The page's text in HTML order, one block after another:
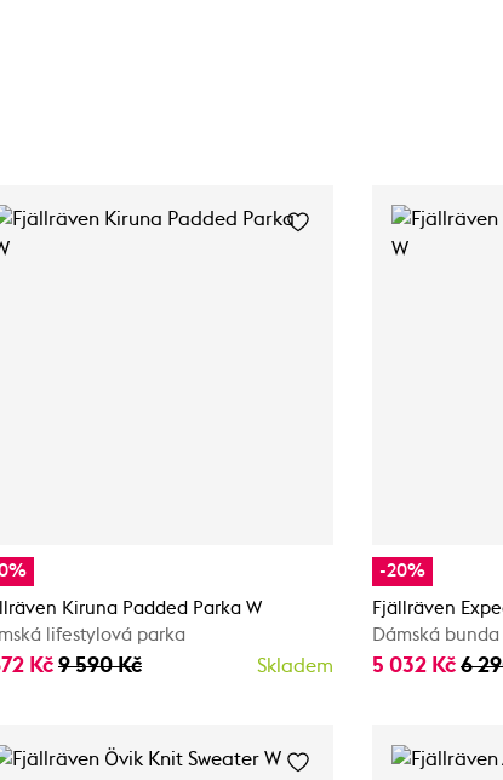
Kiruna Padded Parka W
lifestylová parka
Kč 9 590 Kč Skladem
-20%
Fjällräven
Dámská bunda
5 032 Kč 6